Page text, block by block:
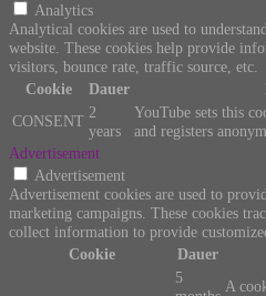
Analytics
Analytical cookies are used to
website. These cookies help provide
visitors, bounce rate, traffic source, etc.
Cookie
Dauer
CONSENT 2
years
YouTube sets this
and registers
Advertisement
Advertisement
Advertisement cookies are used to
marketing campaigns. These cookies
collect information to provide
Cookie
Dauer
5
A